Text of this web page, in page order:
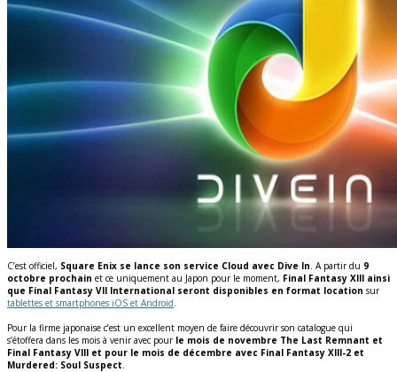
C’est officiel, Square Enix se lance son service Cloud avec Dive In. A partir du 9
octobre prochain et ce uniquement au Japon pour le moment, Final Fantasy XIII ainsi
que Final Fantasy VII International seront disponibles en format location sur
tablettes et smartphones iOS et Android.
Pour la firme japonaise c’est un excellent moyen de faire découvrir son catalogue qui
s’étoffera dans les mois à venir avec pour le mois de novembre The Last Remnant et
Final Fantasy VIII et pour le mois de décembre avec Final Fantasy XIII-2 et
Murdered: Soul Suspect.